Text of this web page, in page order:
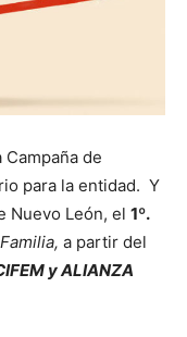
de
para la entidad. Y
Nuevo León, el 1º.
a partir del
y ALIANZA